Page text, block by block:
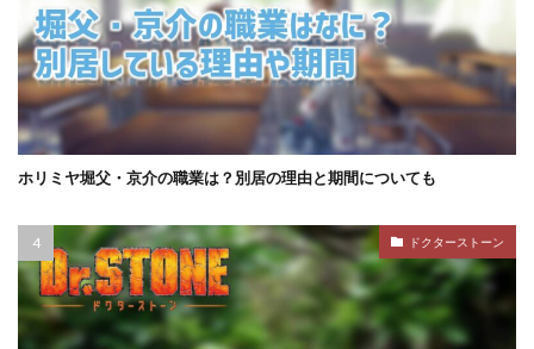
ホリミヤ堀父・京介の職業は？別居の理由と期間についても
ドクターストーン